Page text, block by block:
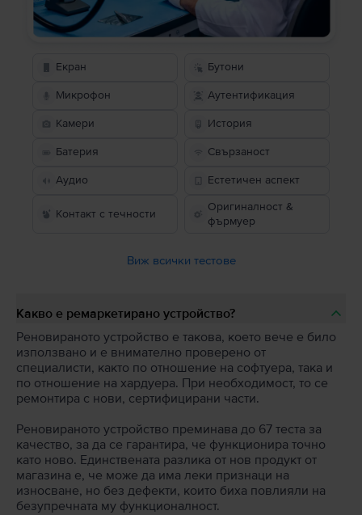
Екран Бутони
Микрофон Аутентификация
Камери История
Батерия Свързаност
Аудио Естетичен аспект
Контакт с течности
Оригиналност &
фърмуер
Виж всички тестове
Какво е ремаркетирано устройство?
Реновираното устройство е такова, което вече е било
използвано и е внимателно проверено от
специалисти, както по отношение на софтуера, така и
по отношение на хардуера. При необходимост, то се
ремонтира с нови, сертифицирани части.
Реновираното устройство преминава до 67 теста за
качество, за да се гарантира, че функционира точно
като ново. Единствената разлика от нов продукт от
магазина е, че може да има леки признаци на
износване, но без дефекти, които биха повлияли на
безупречната му функционалност.